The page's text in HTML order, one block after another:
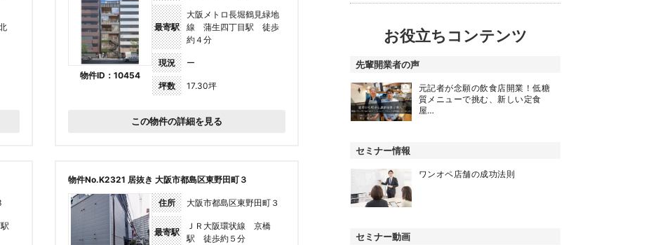
物件ID：10454
最寄駅
大阪メトロ長堀鶴見緑地
線 蒲生四丁目駅 徒歩
約４分
現況 ー
坪数 17.30坪
この物件の詳細を見る
物件No.K2321 居抜き 大阪市都島区東野田町３
住所 大阪市都島区東野田町３
最寄駅
ＪＲ大阪環状線 京橋
駅 徒歩約５分
お役立ちコンテンツ
先輩開業者の声
元記者が念願の飲食店開業！低糖
質メニューで挑む、新しい定食
屋…
セミナー情報
ワンオペ店舗の成功法則
セミナー動画